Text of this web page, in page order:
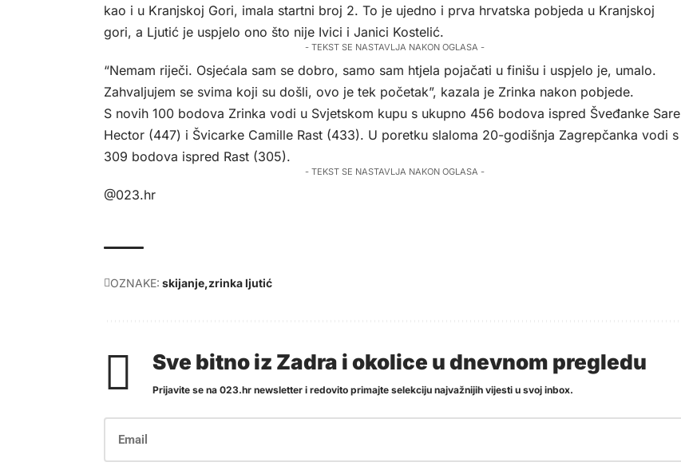
kao i u Kranjskoj Gori, imala startni broj 2. To je ujedno i prva hrvatska pobjeda u Kranjskoj
gori, a Ljutić je uspjelo ono što nije Ivici i Janici Kostelić.
- TEKST SE NASTAVLJA NAKON OGLASA -
“Nemam riječi. Osjećala sam se dobro, samo sam htjela pojačati u finišu i uspjelo je, umalo.
Zahvaljujem se svima koji su došli, ovo je tek početak”, kazala je Zrinka nakon pobjede.
S novih 100 bodova Zrinka vodi u Svjetskom kupu s ukupno 456 bodova ispred Šveđanke Sare
Hector (447) i Švicarke Camille Rast (433). U poretku slaloma 20-godišnja Zagrepčanka vodi s
309 bodova ispred Rast (305).
- TEKST SE NASTAVLJA NAKON OGLASA -
@023.hr
OZNAKE: skijanje zrinka ljutić
Sve bitno iz Zadra i okolice u dnevnom pregledu
Prijavite se na 023.hr newsletter i redovito primajte selekciju najvažnijih vijesti u svoj inbox.